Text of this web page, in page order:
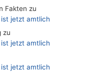
Fakten zu
jetzt amtlich
zu
jetzt amtlich
jetzt amtlich